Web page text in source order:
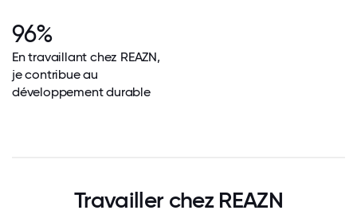
96%
En travaillant chez REAZN,
je contribue au
développement durable
Travailler chez REAZN